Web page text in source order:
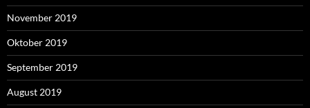
November 2019
Oktober 2019
September 2019
August 2019